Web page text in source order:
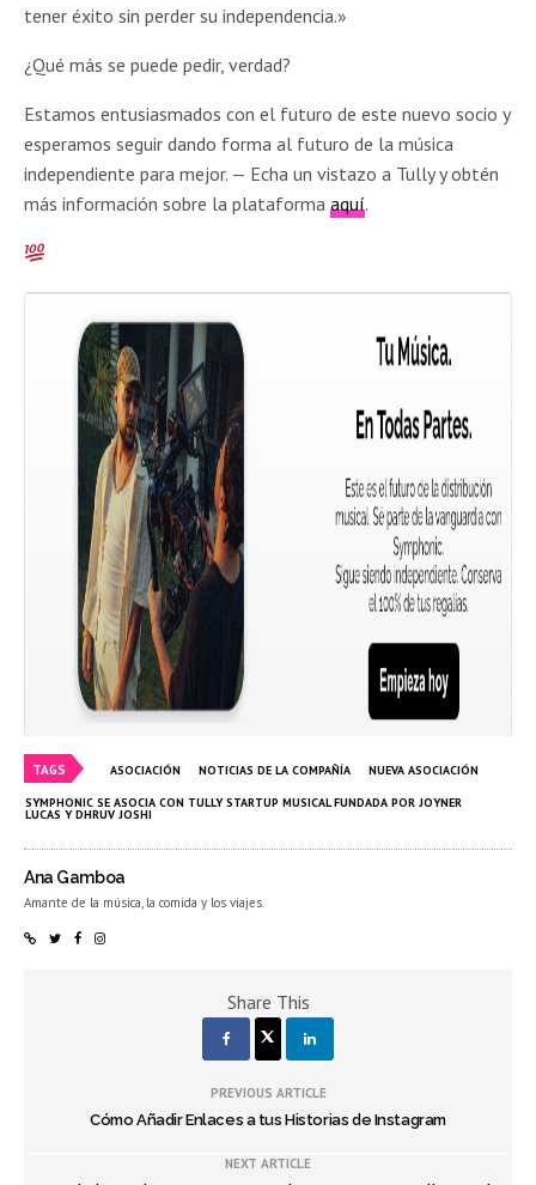
tener éxito sin perder su independencia.»
¿Qué más se puede pedir, verdad?
Estamos entusiasmados con el futuro de este nuevo socio y
esperamos seguir dando forma al futuro de la música
independiente para mejor. — Echa un vistazo a Tully y obtén
más información sobre la plataformaaquí.
TAGS ASOCIACIÓN NOTICIAS DE LA COMPAÑÍA NUEVA ASOCIACIÓN
SYMPHONIC SE ASOCIA CON TULLY STARTUP MUSICAL FUNDADA POR JOYNER
LUCAS Y DHRUV JOSHI
Ana Gamboa
Amante de la música, la comida y los viajes.
Share This
PREVIOUS ARTICLE
Cómo Añadir Enlaces a tus Historias de Instagram
NEXT ARTICLE